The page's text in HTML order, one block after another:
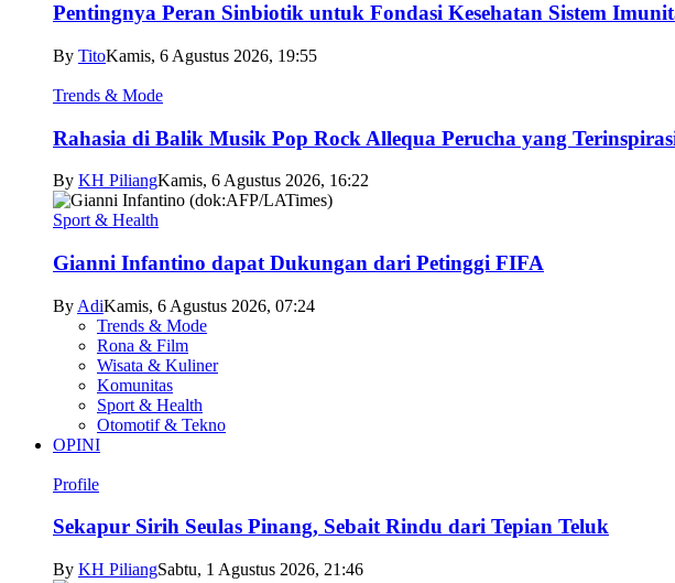
Pentingnya Peran Sinbiotik untuk Fondasi Kesehatan Sistem
By TitoKamis, 6 Agustus 2026, 19:55
Trends & Mode
Rahasia di Balik Musik Pop Rock Allequa Perucha yang
By KH PiliangKamis, 6 Agustus 2026, 16:22
Sport & Health
Gianni Infantino dapat Dukungan dari Petinggi FIFA
By AdiKamis, 6 Agustus 2026, 07:24
Trends & Mode
Rona & Film
Wisata & Kuliner
Komunitas
Sport & Health
Otomotif & Tekno
OPINI
Profile
Sekapur Sirih Seulas Pinang, Sebait Rindu dari Tepian Teluk
By KH PiliangSabtu, 1 Agustus 2026, 21:46